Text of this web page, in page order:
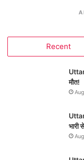
Recent
मौत!
भारी